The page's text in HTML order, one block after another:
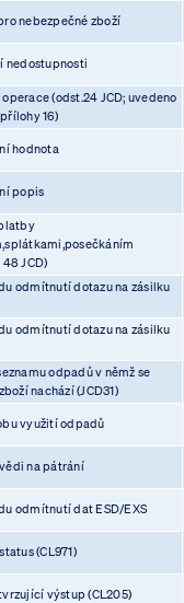
nebezpečné zboží
nedostupnosti
(odst.24 JCD; uvedeno
16)
hodnota
popis
JCD)
odmítnutí dotazu na zásilku
odmítnutí dotazu na zásilku
odpadů v němž se
nachází (JCD31)
využití odpadů
na pátrání
odmítnutí dat ESD/EXS
(CL971)
výstup (CL205)